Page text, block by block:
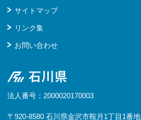
サイトマップ
リンク集
お問い合わせ
石川県
法人番号：2000020170003
〒920-8580 石川県金沢市鞍月1丁目1番地